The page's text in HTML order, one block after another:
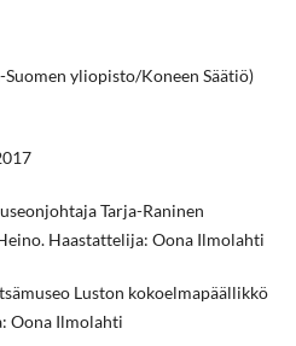
yliopisto/Koneen Säätiö)
Tarja-Raninen
Haastattelija: Oona Ilmolahti
Luston kokoelmapäällikkö
Oona Ilmolahti